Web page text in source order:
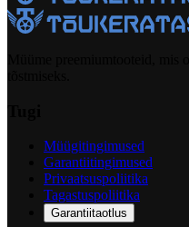
Müügitingimused
Garantiitingimused
Privaatsuspoliitika
Tagastuspoliitika
Garantiitaotlus